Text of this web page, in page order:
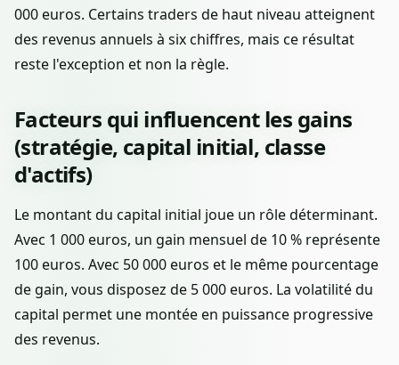
000 euros. Certains traders de haut niveau atteignent
des revenus annuels à six chiffres, mais ce résultat
reste l'exception et non la règle.
Facteurs qui influencent les gains
(stratégie, capital initial, classe
d'actifs)
Le montant du capital initial joue un rôle déterminant.
Avec 1 000 euros, un gain mensuel de 10 % représente
100 euros. Avec 50 000 euros et le même pourcentage
de gain, vous disposez de 5 000 euros. La volatilité du
capital permet une montée en puissance progressive
des revenus.